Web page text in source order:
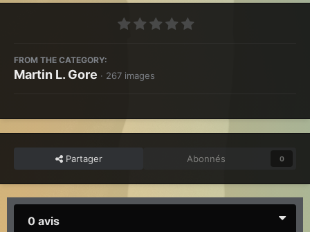
FROM THE CATEGORY:
Martin L. Gore · 267 images
Partager Abonnés 0
0 avis